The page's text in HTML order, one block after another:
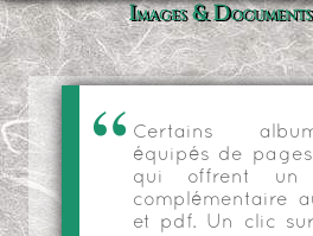
Images &
Certains
équipés de
qui offrent un
complémentaire
et pdf. Un clic